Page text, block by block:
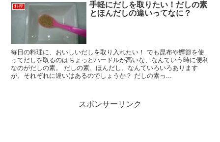
料理
手軽にだしを取りたい！だしの素
とほんだしの違いってなに？
毎日の料理に、おいしいだしを取り入れたい！ でも昆布や鰹節を使
ってだしを取るのはちょっとハードルが高いな、なんていう時に便利
なのがだしの素。 だしの素、ほんだし、なんていろいろあります
が、それぞれに違いはあるのでしょうか？ だしの素っ...
スポンサーリンク